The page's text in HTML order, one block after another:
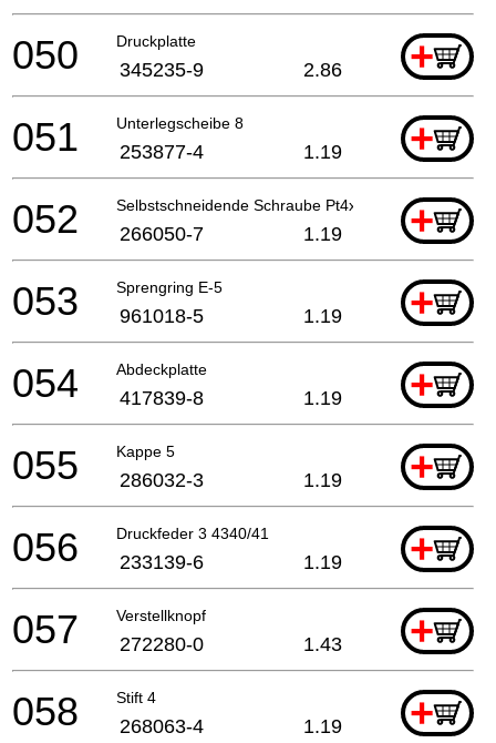
Druckplatte +
050 345235-9 2.86
Unterlegscheibe 8 +
051 253877-4 1.19
Selbstschneidende Schraube Pt4x30 +
052 266050-7 1.19
Sprengring E-5 +
053 961018-5 1.19
Abdeckplatte +
054 417839-8 1.19
Kappe 5 +
055 286032-3 1.19
Druckfeder 3 4340/41 +
056 233139-6 1.19
Verstellknopf +
057 272280-0 1.43
Stift 4 +
058 268063-4 1.19